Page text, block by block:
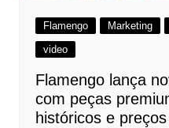
Flamengo Marketing
video
Flamengo lança
com peças
históricos e